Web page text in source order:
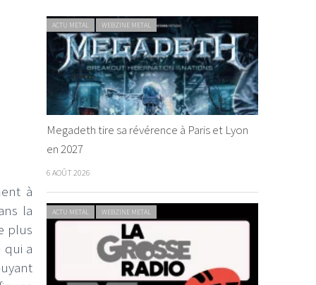
à
la
plus
qui a
ACTU METAL WEBZINE METAL
Megadeth tire sa révérence à Paris et Lyon
en 2027
6 AOÛT 2026
ACTU METAL WEBZINE METAL